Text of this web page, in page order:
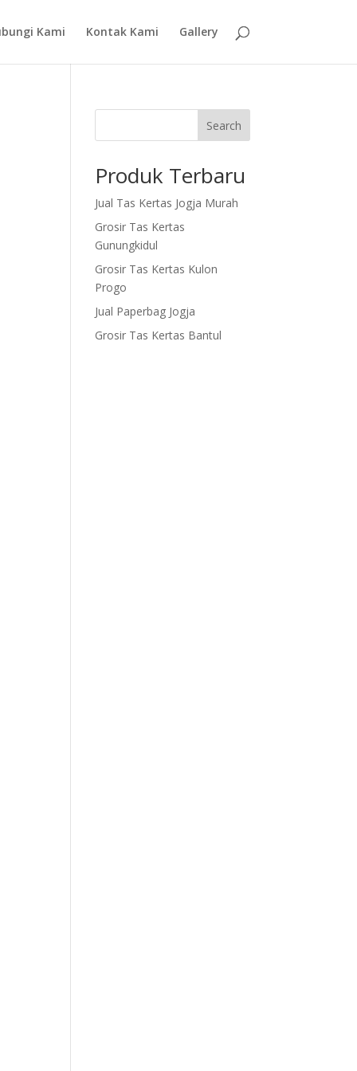
Kami Kontak Kami Gallery
Search
Produk Terbaru
Jual Tas Kertas Jogja Murah
Grosir Tas Kertas
Gunungkidul
Grosir Tas Kertas Kulon
Progo
Jual Paperbag Jogja
Grosir Tas Kertas Bantul